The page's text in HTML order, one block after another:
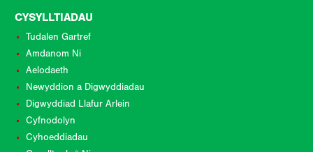
CYSYLLTIADAU
Tudalen Gartref
Amdanom Ni
Aelodaeth
Newyddion a Digwyddiadau
Digwyddiad Llafur Arlein
Cyfnodolyn
Cyhoeddiadau